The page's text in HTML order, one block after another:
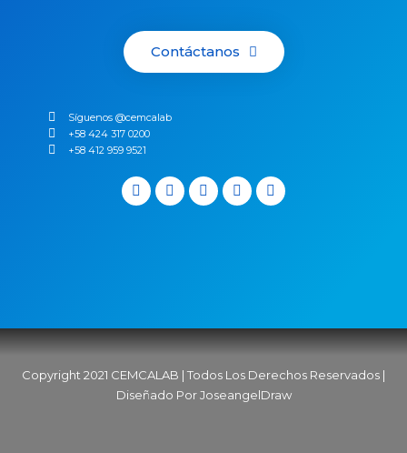
Contáctanos
Síguenos @cemcalab
+58 424 317 0200
+58 412 959 9521
Copyright 2021 CEMCALAB | Todos Los Derechos Reservados |
Diseñado Por JoseangelDraw